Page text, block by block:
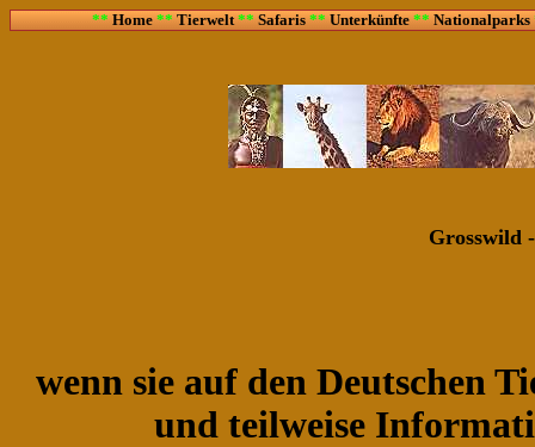
**Home**Tierwelt**Safaris**Unterkünfte**Nationalparks
Grosswild -
wenn sie auf den Deutschen
und teilweise